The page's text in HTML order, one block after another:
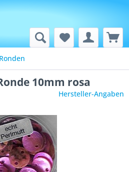
10mm rosa
Hersteller-Angaben